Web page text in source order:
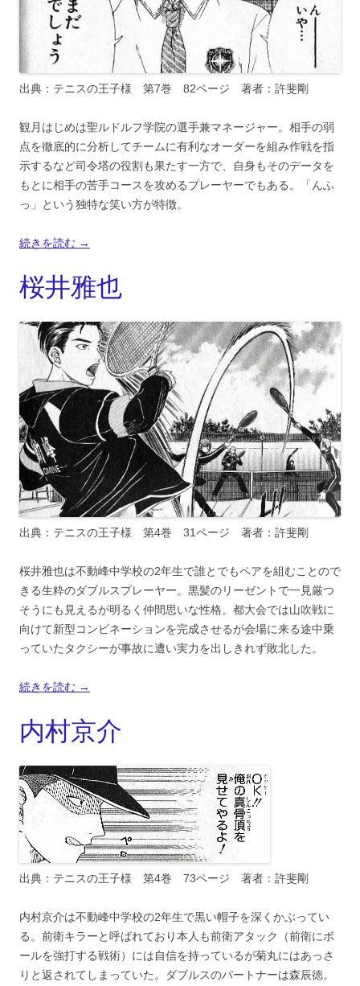
出典：テニスの王子様 第7巻 82ページ 著者：許斐剛
観月はじめは聖ルドルフ学院の選手兼マネージャー。相手の弱
点を徹底的に分析してチームに有利なオーダーを組み作戦を指
示するなど司令塔の役割も果たす一方で、自身もそのデータを
もとに相手の苦手コースを攻めるプレーヤーでもある。「んふ
っ」という独特な笑い方が特徴。
続きを読む →
桜井雅也
出典：テニスの王子様 第4巻 31ページ 著者：許斐剛
桜井雅也は不動峰中学校の2年生で誰とでもペアを組むことので
きる生粋のダブルスプレーヤー。黒髪のリーゼントで一見厳つ
そうにも見えるが明るく仲間思いな性格。都大会では山吹戦に
向けて新型コンビネーションを完成させるが会場に来る途中乗
っていたタクシーが事故に遭い実力を出しきれず敗北した。
続きを読む →
内村京介
出典：テニスの王子様 第4巻 73ページ 著者：許斐剛
内村京介は不動峰中学校の2年生で黒い帽子を深くかぶってい
る。前衛キラーと呼ばれており本人も前衛アタック（前衛にボ
ールを強打する戦術）には自信を持っているが菊丸にはあっさ
りと返されてしまっていた。ダブルスのパートナーは森辰徳。